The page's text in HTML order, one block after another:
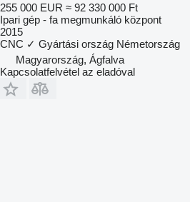
255 000 EUR ≈ 92 330 000 Ft
Ipari gép - fa megmunkáló központ
2015
CNC ✓ Gyártási ország Németország
Magyarország, Ágfalva
Kapcsolatfelvétel az eladóval